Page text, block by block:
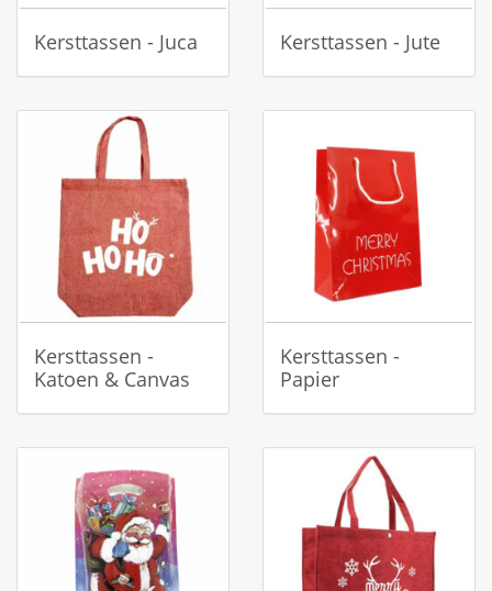
Kersttassen - Juca Kersttassen - Jute
Kersttassen -
Katoen & Canvas
Kersttassen -
Papier